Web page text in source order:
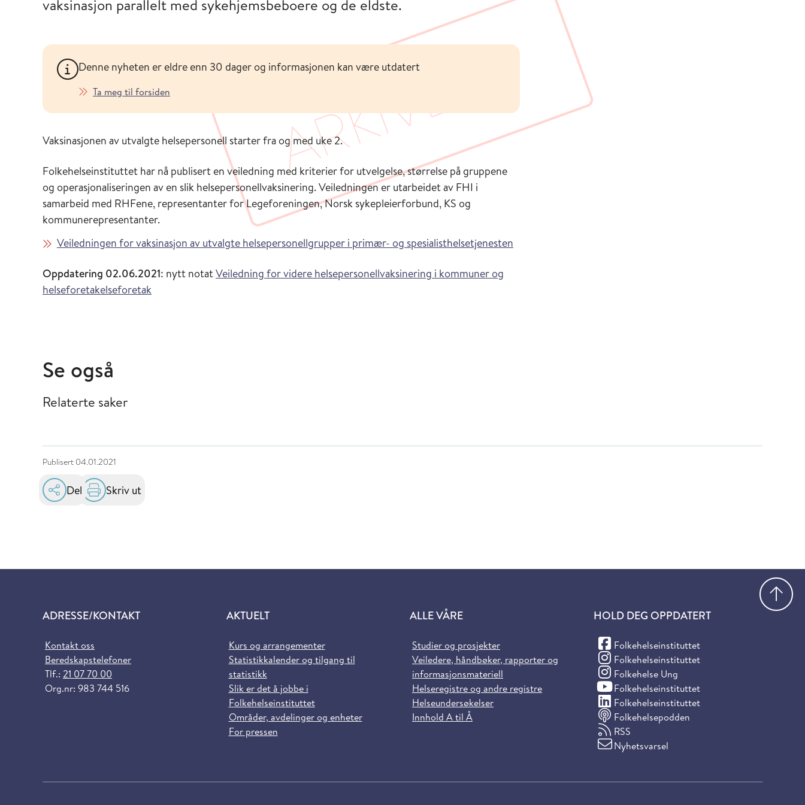
vaksinasjon parallelt med sykehjemsbeboere og de eldste.
Denne nyheten er eldre enn 30 dager og informasjonen kan være utdatert
Ta meg til forsiden
Vaksinasjonen av utvalgte helsepersonell starter fra og med uke 2.
Folkehelseinstituttet har nå publisert en veiledning med kriterier for utvelgelse, størrelse på gruppene
og operasjonaliseringen av en slik helsepersonellvaksinering. Veiledningen er utarbeidet av FHI i
samarbeid med RHFene, representanter for Legeforeningen, Norsk sykepleierforbund, KS og
kommunerepresentanter.
Veiledningen for vaksinasjon av utvalgte helsepersonellgrupper i primær- og spesialisthelsetjenesten
Oppdatering 02.06.2021: nytt notatVeiledning for videre helsepersonellvaksinering i kommuner og
helseforetakelseforetak
Se også
Relaterte saker
Publisert 04.01.2021
Del Skriv ut
ADRESSE/KONTAKT
Kontakt oss
Beredskapstelefoner
Tlf.: 21 07 70 00
Org.nr: 983 744 516
AKTUELT
Kurs og arrangementer
Statistikkalender og tilgang til
statistikk
Slik er det å jobbe i
Folkehelseinstituttet
Områder, avdelinger og enheter
For pressen
ALLE VÅRE
Studier og prosjekter
Veiledere, håndbøker, rapporter og
informasjonsmateriell
Helseregistre og andre registre
Helseundersøkelser
Innhold A til Å
HOLD DEG OPPDATERT
Folkehelseinstituttet
(Facebook)
Folkehelseinstituttet
(Instagram)
Folkehelse Ung
(Instagram)
Folkehelseinstituttet
(YouTube)
Folkehelseinstituttet
(LinkedIn)
Folkehelsepodden
RSS
Nyhetsvarsel